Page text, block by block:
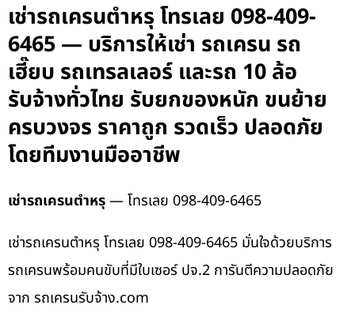
เช่ารถเครนตำหรุ โทรเลย 098-409-
6465 — บริการให้เช่า รถเครน รถ
เฮี๊ยบ รถเทรลเลอร์ และรถ 10 ล้อ
รับจ้างทั่วไทย รับยกของหนัก ขนย้าย
ครบวงจร ราคาถูก รวดเร็ว ปลอดภัย
โดยทีมงานมืออาชีพ
เช่ารถเครนตำหรุ— โทรเลย 098-409-6465
เช่ารถเครนตำหรุ โทรเลย 098-409-6465 มั่นใจด้วยบริการ
รถเครนพร้อมคนขับที่มีใบเซอร์ ปจ.2 การันตีความปลอดภัย
จาก รถเครนรับจ้าง.com